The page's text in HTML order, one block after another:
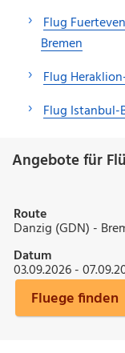
Flug
Bremen
Flug
Flug Istanbul-
Angebote für
Route
Danzig (GDN) -
Datum
03.09.2026 -
Fluege finden